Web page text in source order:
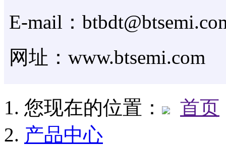
E-mail：
网址：www.btsemi.com
您现在的位置：
首页
产品中心